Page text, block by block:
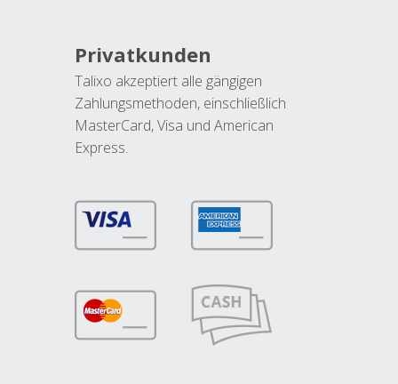
Privatkunden
Talixo akzeptiert alle gängigen
Zahlungsmethoden, einschließlich
MasterCard, Visa und American
Express.